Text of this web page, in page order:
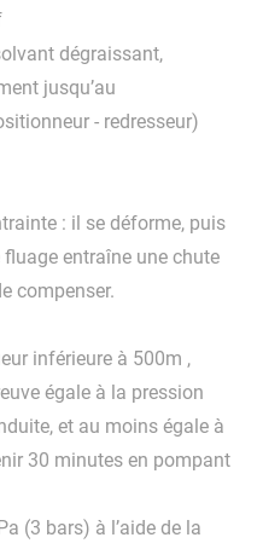
dégraissant,
jusqu’au
- redresseur)
: il se déforme, puis
fluage entraîne une chute
compenser.
inférieure à 500m ,
égale à la pression
et au moins égale à
30 minutes en pompant
(3 bars) à l’aide de la